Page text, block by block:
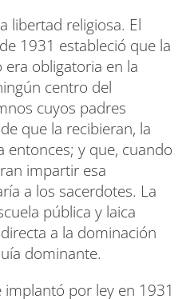
libertad religiosa. El
1931 estableció que la
obligatoria en la
centro del
cuyos padres
que la recibieran, la
y que, cuando
impartir esa
a los sacerdotes. La
pública y laica
a la dominación
dominante.
implantó por ley en 1931